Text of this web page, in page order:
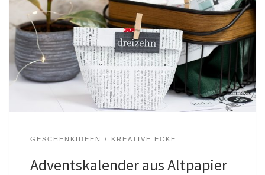
GESCHENKIDEEN KREATIVE ECKE
Adventskalender aus Altpapier